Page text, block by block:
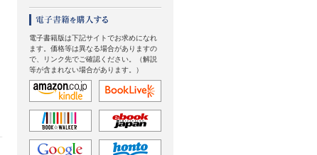
電子書籍版は下記サイトでお求めになれ
ます。価格等は異なる場合がありますの
で、リンク先でご確認ください。（解説
等が含まれない場合があります。）